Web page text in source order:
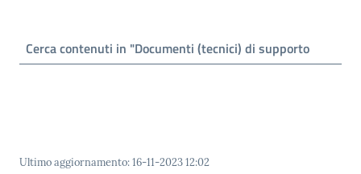
Vivere
il
Ultimo aggiornamento:16-11-2023 12:02